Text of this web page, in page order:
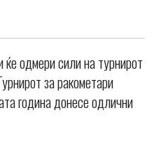
одмери сили на турнирот
за ракометари
година донесе одлични